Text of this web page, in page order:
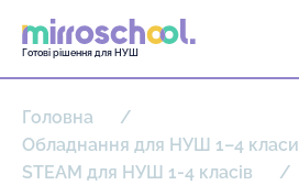
Готові рішення для НУШ
Головна
Обладнання для НУШ 1–4 класи
STEAM для НУШ 1-4 класів